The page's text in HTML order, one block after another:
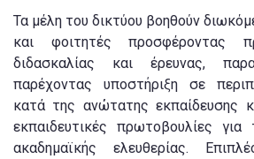
Τα μέλη του δικτύου βοηθούν
και φοιτητές προσφέροντας
διδασκαλίας και έρευνας,
παρέχοντας υποστήριξη σε
κατά της ανώτατης εκπαίδευσης
εκπαιδευτικές πρωτοβουλίες
ακαδημαϊκής ελευθερίας.